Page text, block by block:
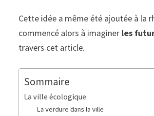
Cette idée a même été ajoutée à la
commencé alors à imaginer les
travers cet article.
Sommaire
La ville écologique
La verdure dans la ville